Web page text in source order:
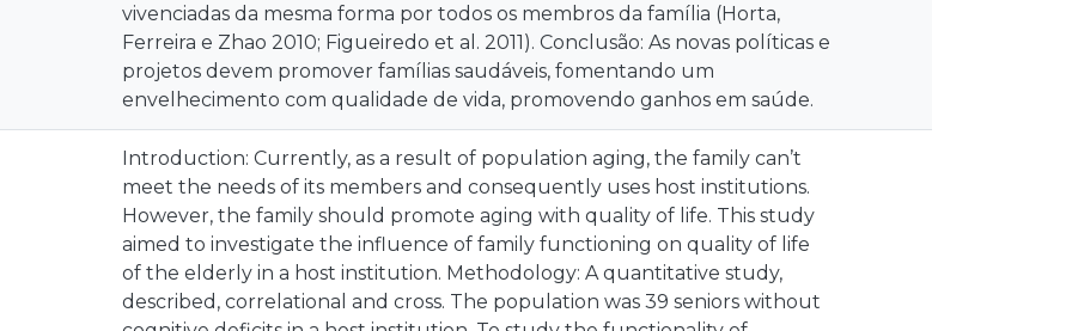
vivenciadas da mesma forma por todos os membros da família (Horta,
Ferreira e Zhao 2010; Figueiredo et al. 2011). Conclusão: As novas políticas e
projetos devem promover famílias saudáveis, fomentando um
envelhecimento com qualidade de vida, promovendo ganhos em saúde.
Introduction: Currently, as a result of population aging, the family can’t
meet the needs of its members and consequently uses host institutions.
However, the family should promote aging with quality of life. This study
aimed to investigate the influence of family functioning on quality of life
of the elderly in a host institution. Methodology: A quantitative study,
described, correlational and cross. The population was 39 seniors without